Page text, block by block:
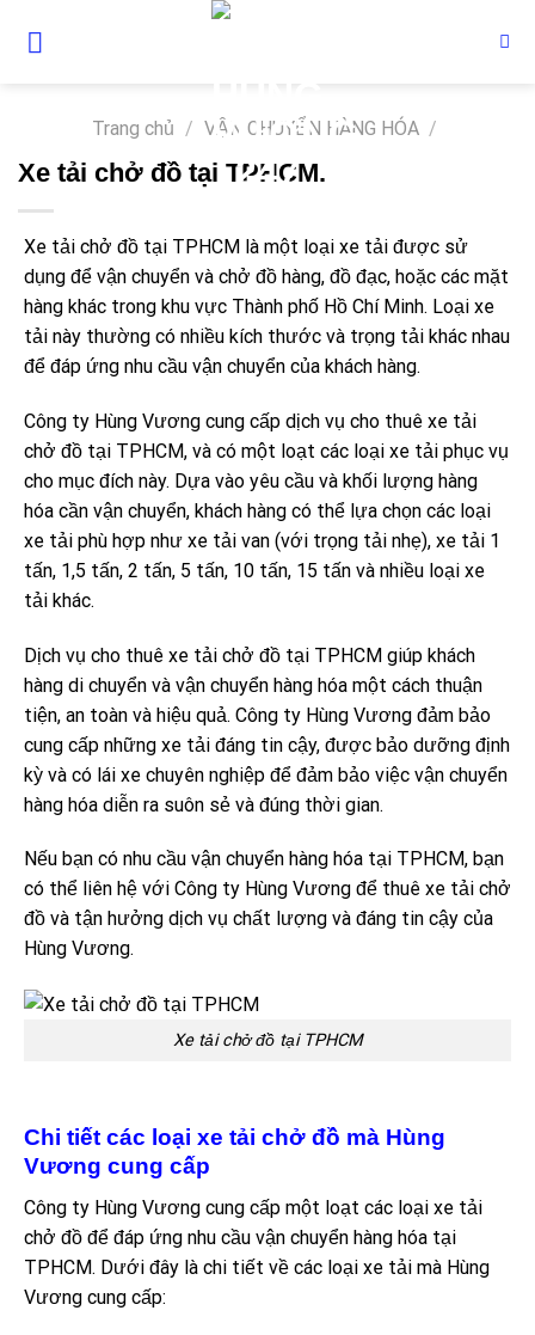
Trang chủ / VẬN CHUYỂN HÀNG HÓA /
Xe tải chở đồ tại TPHCM.
Xe tải chở đồ tại TPHCM là một loại xe tải được sử
dụng để vận chuyển và chở đồ hàng, đồ đạc, hoặc các mặt
hàng khác trong khu vực Thành phố Hồ Chí Minh. Loại xe
tải này thường có nhiều kích thước và trọng tải khác nhau
để đáp ứng nhu cầu vận chuyển của khách hàng.
Công ty Hùng Vương cung cấp dịch vụ cho thuê xe tải
chở đồ tại TPHCM, và có một loạt các loại xe tải phục vụ
cho mục đích này. Dựa vào yêu cầu và khối lượng hàng
hóa cần vận chuyển, khách hàng có thể lựa chọn các loại
xe tải phù hợp như xe tải van (với trọng tải nhẹ), xe tải 1
tấn, 1,5 tấn, 2 tấn, 5 tấn, 10 tấn, 15 tấn và nhiều loại xe
tải khác.
Dịch vụ cho thuê xe tải chở đồ tại TPHCM giúp khách
hàng di chuyển và vận chuyển hàng hóa một cách thuận
tiện, an toàn và hiệu quả. Công ty Hùng Vương đảm bảo
cung cấp những xe tải đáng tin cậy, được bảo dưỡng định
kỳ và có lái xe chuyên nghiệp để đảm bảo việc vận chuyển
hàng hóa diễn ra suôn sẻ và đúng thời gian.
Nếu bạn có nhu cầu vận chuyển hàng hóa tại TPHCM, bạn
có thể liên hệ với Công ty Hùng Vương để thuê xe tải chở
đồ và tận hưởng dịch vụ chất lượng và đáng tin cậy của
Hùng Vương.
Xe tải chở đồ tại TPHCM
Chi tiết các loại xe tải chở đồ mà Hùng
Vương cung cấp
Công ty Hùng Vương cung cấp một loạt các loại xe tải
chở đồ để đáp ứng nhu cầu vận chuyển hàng hóa tại
TPHCM. Dưới đây là chi tiết về các loại xe tải mà Hùng
Vương cung cấp: